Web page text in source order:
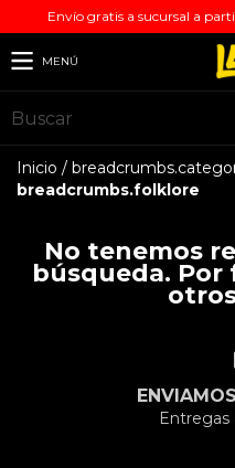
Envío gratis a sucursal a
MENÚ
Inicio /
breadcrumbs.folklore
No tenemos
búsqueda.
Entregas